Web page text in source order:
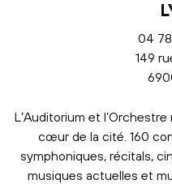
04
149
L’Auditorium et
cœur de la cité. 160
symphoniques, récitals,
musiques actuelles et